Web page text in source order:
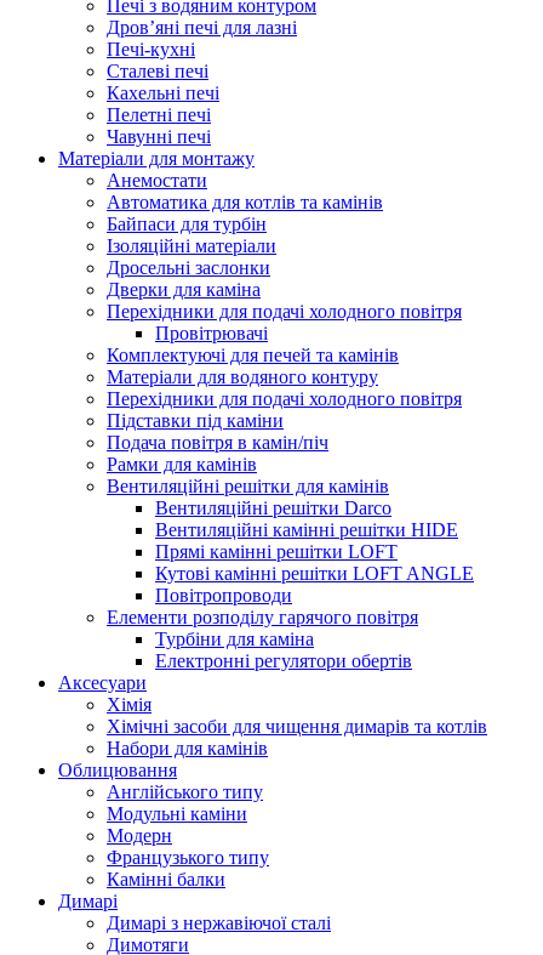
Печі з водяним контуром
Дров’яні печі для лазні
Печі-кухні
Сталеві печі
Кахельні печі
Пелетні печі
Чавунні печі
Матеріали для монтажу
Анемостати
Автоматика для котлів та камінів
Байпаси для турбін
Ізоляційні матеріали
Дросельні заслонки
Дверки для каміна
Перехідники для подачі холодного повітря
Провітрювачі
Комплектуючі для печей та камінів
Матеріали для водяного контуру
Перехідники для подачі холодного повітря
Підставки під каміни
Подача повітря в камін/піч
Рамки для камінів
Вентиляційні решітки для камінів
Вентиляційні решітки Darco
Вентиляційні камінні решітки HIDE
Прямі камінні решітки LOFT
Кутові камінні решітки LOFT ANGLE
Повітропроводи
Елементи розподілу гарячого повітря
Турбіни для каміна
Електронні регулятори обертів
Аксесуари
Хімія
Хімічні засоби для чищення димарів та котлів
Набори для камінів
Облицювання
Англійського типу
Модульні каміни
Модерн
Французького типу
Камінні балки
Димарі
Димарі з нержавіючої сталі
Димотяги